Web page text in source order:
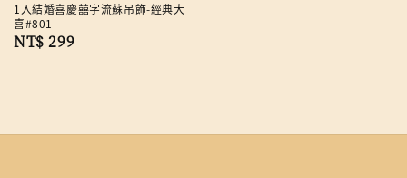
1入結婚喜慶囍字流蘇吊飾-經典大
喜#801
Regular
NT$ 299